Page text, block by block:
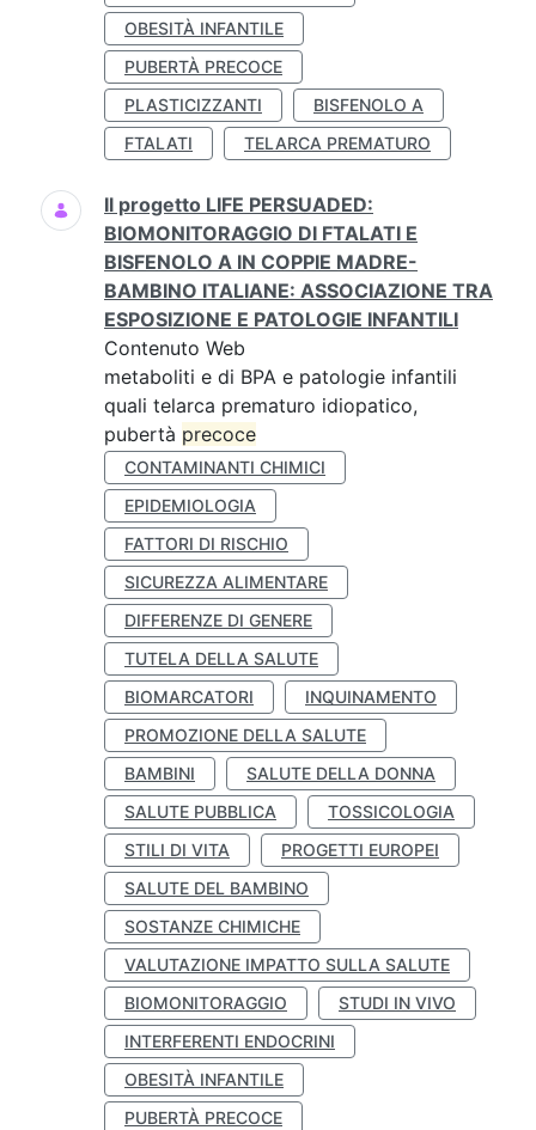
OBESITÀ INFANTILE
PUBERTÀ PRECOCE
PLASTICIZZANTI
BISFENOLO A
FTALATI
TELARCA PREMATURO
Il progetto LIFE PERSUADED:
BIOMONITORAGGIO DI FTALATI E
BISFENOLO A IN COPPIE MADRE-
BAMBINO ITALIANE: ASSOCIAZIONE TRA
ESPOSIZIONE E PATOLOGIE INFANTILI
Contenuto Web
metaboliti e di BPA e patologie infantili
quali telarca prematuro idiopatico,
pubertà precoce
CONTAMINANTI CHIMICI
EPIDEMIOLOGIA
FATTORI DI RISCHIO
SICUREZZA ALIMENTARE
DIFFERENZE DI GENERE
TUTELA DELLA SALUTE
BIOMARCATORI
INQUINAMENTO
PROMOZIONE DELLA SALUTE
BAMBINI
SALUTE DELLA DONNA
SALUTE PUBBLICA
TOSSICOLOGIA
STILI DI VITA
PROGETTI EUROPEI
SALUTE DEL BAMBINO
SOSTANZE CHIMICHE
VALUTAZIONE IMPATTO SULLA SALUTE
BIOMONITORAGGIO
STUDI IN VIVO
INTERFERENTI ENDOCRINI
OBESITÀ INFANTILE
PUBERTÀ PRECOCE